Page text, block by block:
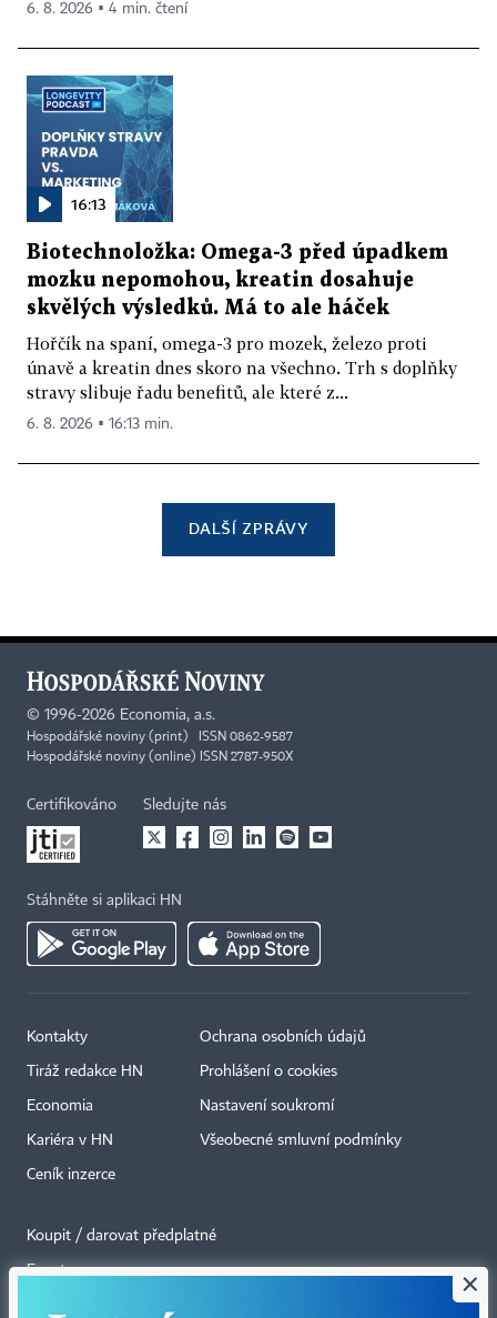
6. 8. 2026 ▪ 4 min. čtení
16:13
Biotechnoložka: Omega-3 před úpadkem
mozku nepomohou, kreatin dosahuje
skvělých výsledků. Má to ale háček
Hořčík na spaní, omega-3 pro mozek, železo proti
únavě a kreatin dnes skoro na všechno. Trh s doplňky
stravy slibuje řadu benefitů, ale které z...
6. 8. 2026 ▪ 16:13 min.
DALŠÍ ZPRÁVY
© 1996-2026 Economia, a.s.
Hospodářské noviny (print) ISSN 0862-9587
Hospodářské noviny (online) ISSN 2787-950X
Certifikováno Sledujte nás
Stáhněte si aplikaci HN
Kontakty
Tiráž redakce HN
Economia
Kariéra v HN
Ceník inzerce
Ochrana osobních údajů
Prohlášení o cookies
Nastavení soukromí
Všeobecné smluvní podmínky
Koupit / darovat předplatné
Eventy ×